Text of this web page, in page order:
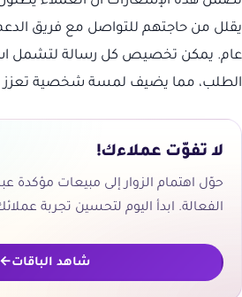
يقلل من حاجتهم للتواصل مع فريق
عام. يمكن تخصيص كل رسالة لتشمل
الطلب، مما يضيف لمسة شخصية تعزز
لا تفوّت عملاءك!
حوّل اهتمام الزوار إلى مبيعات مؤكدة
الفعالة. ابدأ اليوم لتحسين تجربة
شاهد الباقات